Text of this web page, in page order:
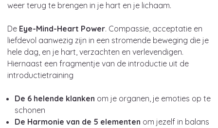
weer terug te brengen in je hart en je lichaam.
De Eye-Mind-Heart Power. Compassie, acceptatie en
liefdevol aanwezig zijn in een stromende beweging die je
hele dag, en je hart, verzachten en verlevendigen.
Hiernaast een fragmentje van de introductie uit de
introductietraining
De 6 helende klanken om je organen, je emoties op te
schonen
De Harmonie van de 5 elementen om jezelf in balans